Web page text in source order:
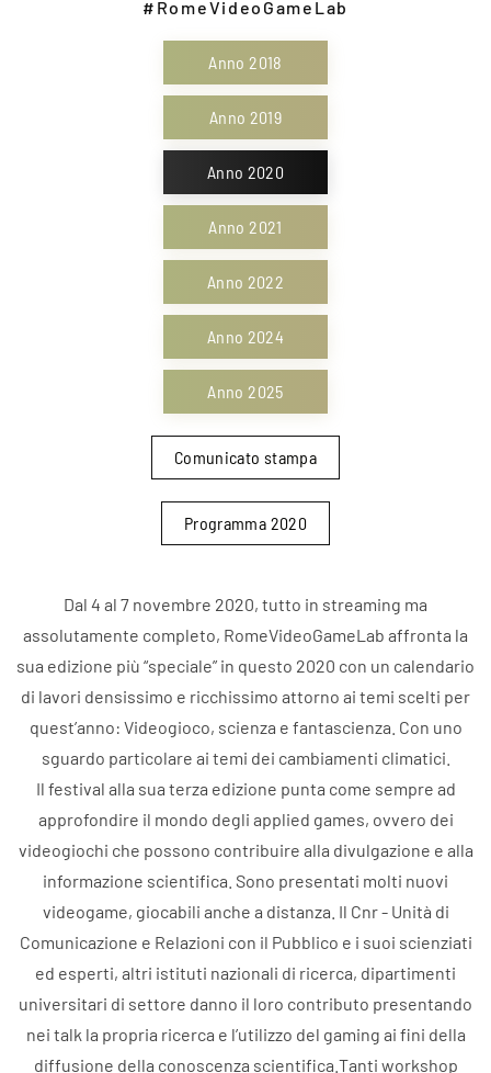
#RomeVideoGameLab
Anno 2018
Anno 2019
Anno 2020
Anno 2021
Anno 2022
Anno 2024
Anno 2025
Comunicato stampa
Programma 2020
Dal 4 al 7 novembre 2020, tutto in streaming ma
assolutamente completo, RomeVideoGameLab affronta la
sua edizione più “speciale” in questo 2020 con un calendario
di lavori densissimo e ricchissimo attorno ai temi scelti per
quest’anno: Videogioco, scienza e fantascienza. Con uno
sguardo particolare ai temi dei cambiamenti climatici.
Il festival alla sua terza edizione punta come sempre ad
approfondire il mondo degli applied games, ovvero dei
videogiochi che possono contribuire alla divulgazione e alla
informazione scientifica. Sono presentati molti nuovi
videogame, giocabili anche a distanza. Il Cnr - Unità di
Comunicazione e Relazioni con il Pubblico e i suoi scienziati
ed esperti, altri istituti nazionali di ricerca, dipartimenti
universitari di settore danno il loro contributo presentando
nei talk la propria ricerca e l’utilizzo del gaming ai fini della
diffusione della conoscenza scientifica.Tanti workshop